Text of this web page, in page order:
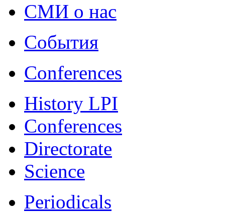
СМИ о нас
События
Conferences
History LPI
Conferences
Directorate
Science
Periodicals